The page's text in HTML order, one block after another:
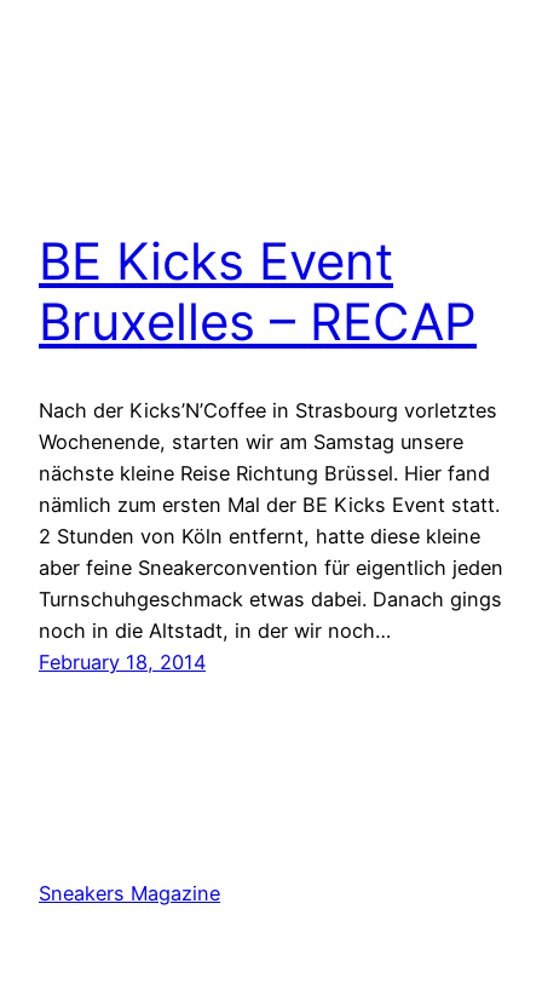
BE Kicks Event
Bruxelles – RECAP
Nach der Kicks’N’Coffee in Strasbourg vorletztes
Wochenende, starten wir am Samstag unsere
nächste kleine Reise Richtung Brüssel. Hier fand
nämlich zum ersten Mal der BE Kicks Event statt.
2 Stunden von Köln entfernt, hatte diese kleine
aber feine Sneakerconvention für eigentlich jeden
Turnschuhgeschmack etwas dabei. Danach gings
noch in die Altstadt, in der wir noch…
February 18, 2014
Sneakers Magazine